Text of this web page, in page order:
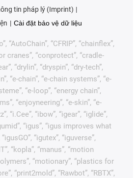
tin pháp lý (Imprint)
Cài đặt bảo vệ dữ liệu
“AutoChain”, “CFRIP”, “chainflex”,
cranes”, “conprotect”, “cradle-
“drylin”, “dryspin”, “dry-tech”,
“e-chain”, “e-chain systems”, “e-
“e-loop”, “energy chain”,
“enjoyneering”, “e-skin”, “e-
“i.Cee”, “ibow”, “igear”, “iglide”,
“igus”, “igus improves what
“igutex”, “iguverse”,
“kopla”, “manus”, “motion
“motionary”, “plastics for
“print2mold”, “Rawbot”, “RBTX”,